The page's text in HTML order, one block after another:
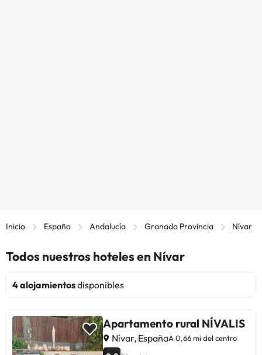
Inicio España Andalucía Granada Provincia Nívar
Todos nuestros hoteles en Nívar
4 alojamientosdisponibles
Apartamento rural NÍVALIS
Nívar, EspañaA 0,66 mi del centro